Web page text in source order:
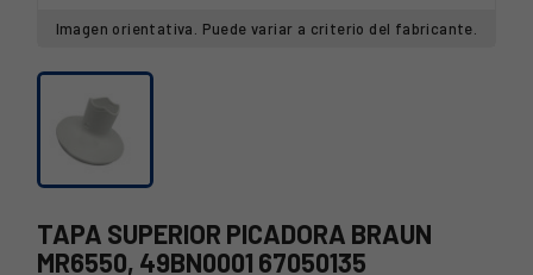
Imagen orientativa. Puede variar a criterio del fabricante.
TAPA SUPERIOR PICADORA BRAUN
MR6550, 49BN0001 67050135